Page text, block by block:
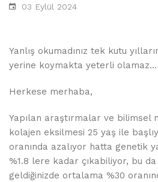
03 Eylül 2024
Yanlış okumadınız tek kutu
yerine koymakta yeterli olamaz…
Herkese merhaba,
Yapılan araştırmalar ve
kolajen eksilmesi 25 yaş ile
oranında azalıyor hatta genetik
%1.8 lere kadar çıkabiliyor, bu da
geldiğinizde ortalama %30